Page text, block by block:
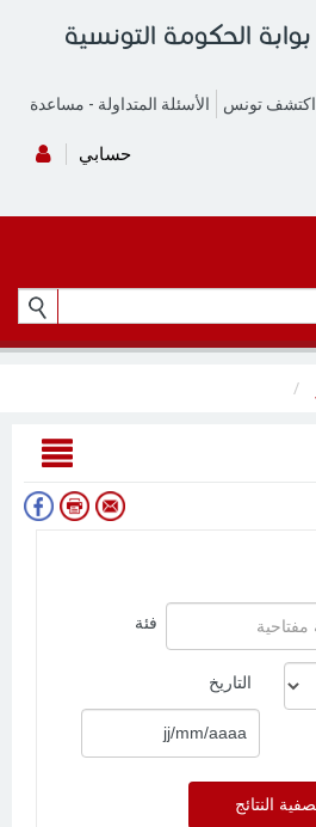
بوابة الحكومة التونسية
الأسئلة المتداولة - مساعدة اكتشف تونس
حسابي
فئة
التاريخ